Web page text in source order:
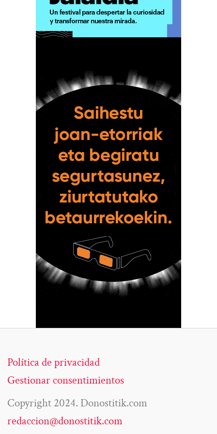
Política de privacidad
Gestionar consentimientos
Copyright 2024. Donostitik.com
redaccion@donostitik.com